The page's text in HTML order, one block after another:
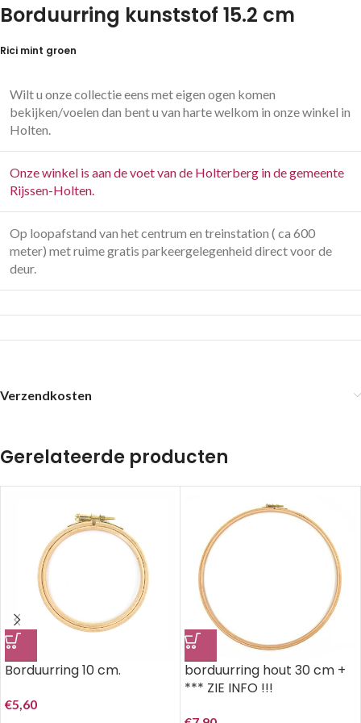
Borduurring kunststof 15.2 cm
Rici mint groen
Wilt u onze collectie eens met eigen ogen komen
bekijken/voelen dan bent u van harte welkom in onze winkel in
Holten.
Onze winkel is aan de voet van de Holterberg in de gemeente
Rijssen-Holten.
Op loopafstand van het centrum en treinstation ( ca 600
meter) met ruime gratis parkeergelegenheid direct voor de
deur.
Verzendkosten
Gerelateerde producten
Borduurring 10 cm.
€5,60
borduurring hout 30 cm +
*** ZIE INFO !!!